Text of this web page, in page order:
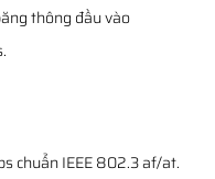
thông đầu vào
chuẩn IEEE 802.3 af/at.